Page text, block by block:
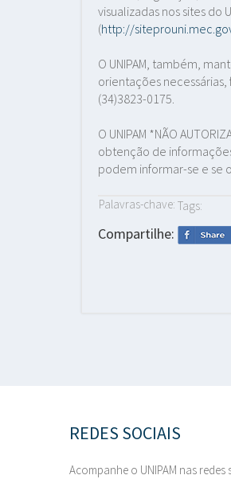
visualizadas nos sites do
(http://
O UNIPAM, também,
orientações
(34)3823-0175.
O UNIPAM *NÃO
obtenção de
podem informar-se e se
Palavras-chave: Tags:
Compartilhe:
REDES SOCIAIS
Acompanhe o UNIPAM nas redes